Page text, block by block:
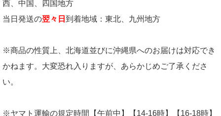
西、中国、四国地方
当日発送の翌々日 到着地域：東北、九州地方
※商品の性質上、北海道並びに沖縄県へのお届けは対応でき
かねます。大変恐れ入りますが、あらかじめご了承くださ
い。
※ヤマト運輸の規定時間【午前中】【14-16時】【16-18時】